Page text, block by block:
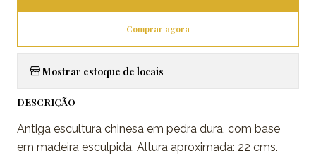
Comprar agora
Mostrar estoque de locais
DESCRIÇÃO
Antiga escultura chinesa em pedra dura, com base
em madeira esculpida. Altura aproximada: 22 cms.